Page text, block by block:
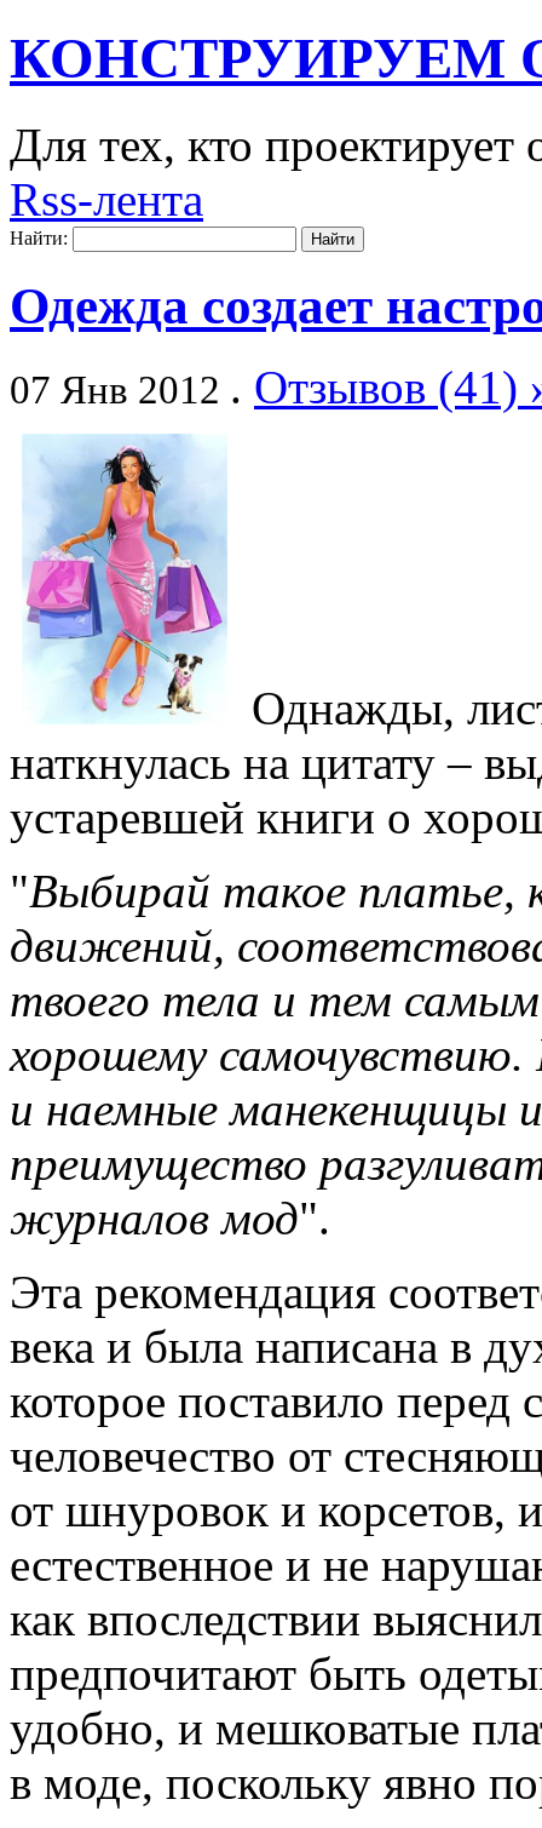
КОНСТРУИРУЕМ
Для тех, кто проектирует
Rss-лента
Найти:
Одежда создает
07 Янв 2012 . Отзывов (41)
Однажды,
наткнулась на цитату –
устаревшей книги о
"Выбирай такое платье,
движений,
твоего тела и тем
хорошему
и наемные манекенщицы
преимущество
журналов мод".
Эта рекомендация
века и была написана в
которое поставило перед
человечество от
от шнуровок и корсетов,
естественное и не
как впоследствии
предпочитают быть
удобно, и мешковатые
в моде, поскольку явно